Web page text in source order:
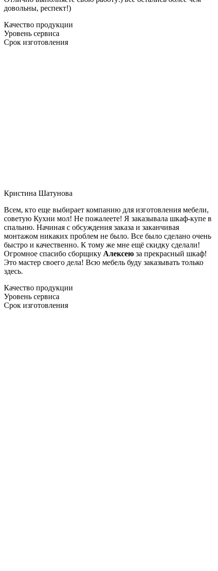
довольны, респект!)
Качество продукции
Уровень сервиса
Срок изготовления
Кристина Шатунова
Всем, кто еще выбирает компанию для изготовления мебели,
советую Кухни мол! Не пожалеете! Я заказывала шкаф-купе в
спальню. Начиная с обсуждения заказа и заканчивая
монтажом никаких проблем не было. Все было сделано очень
быстро и качественно. К тому же мне ещё скидку сделали!
Огромное спасибо сборщику Алексею за прекрасный шкаф!
Это мастер своего дела! Всю мебель буду заказывать только
здесь.
Качество продукции
Уровень сервиса
Срок изготовления